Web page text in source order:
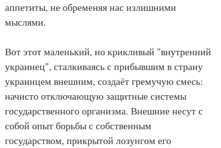
аппетиты, не обременяя нас излишними
мыслями.
Вот этот маленький, но крикливый "внутренний
украинец", сталкиваясь с прибывшим в страну
украинцем внешним, создаёт гремучую смесь:
начисто отключающую защитные системы
государственного организма. Внешние несут с
собой опыт борьбы с собственным
государством, прикрытой лозунгом его